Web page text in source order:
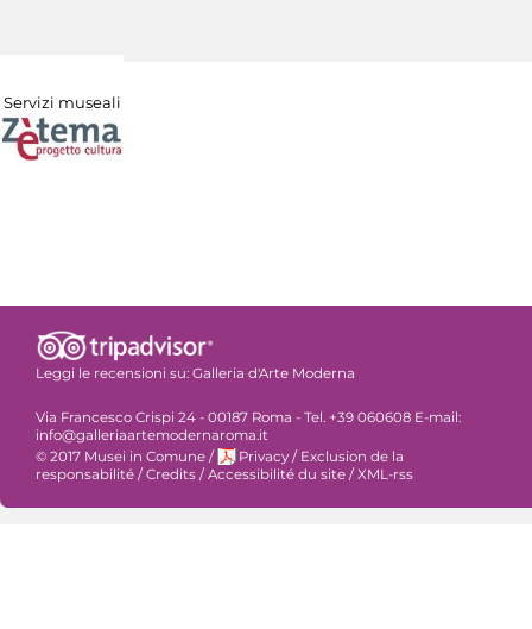
Servizi museali
Leggi le recensioni su: Galleria d'Arte Moderna
Via Francesco Crispi 24 - 00187 Roma - Tel. +39 060608 E-mail:
info@galleriaartemodernaroma.it
© 2017 Musei in Comune / Privacy / Exclusion de la
responsabilité /Credits /Accessibilité du site /XML-rss